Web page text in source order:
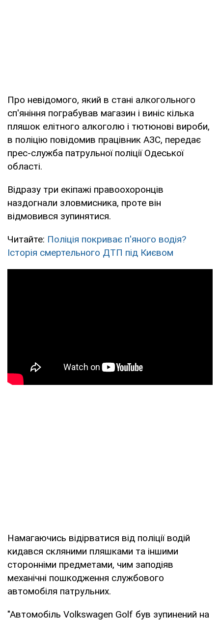
Про невідомого, який в стані алкогольного
сп'яніння пограбував магазин і виніс кілька
пляшок елітного алкоголю і тютюнові вироби,
в поліцію повідомив працівник АЗС, передає
прес-служба патрульної поліції Одеської
області.
Відразу три екіпажі правоохоронців
наздогнали зловмисника, проте він
відмовився зупинятися.
Читайте: Поліція покриває п'яного водія?
Історія смертельного ДТП під Києвом
Намагаючись відірватися від поліції водій
кидався скляними пляшками та іншими
сторонніми предметами, чим заподіяв
механічні пошкодження службового
автомобіля патрульних.
"Автомобіль Volkswagen Golf був зупинений на